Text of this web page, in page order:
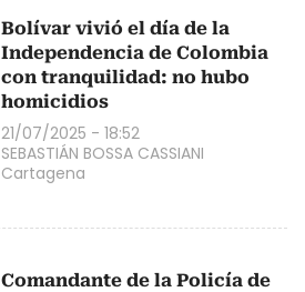
Bolívar vivió el día de la
Independencia de Colombia
con tranquilidad: no hubo
homicidios
21/07/2025 - 18:52
SEBASTIÁN BOSSA CASSIANI
Cartagena
Comandante de la Policía de